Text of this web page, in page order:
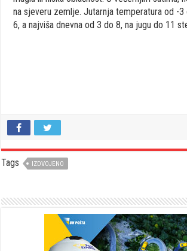
na sjeveru zemlje. Jutarnja temperatura od -3
6, a najviša dnevna od 3 do 8, na jugu do 11
Tags IZDVOJENO